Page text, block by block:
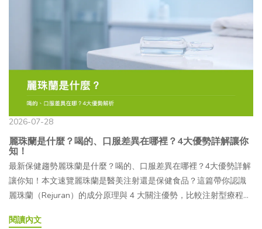
喝的、吃的適合哪些族群？04PDRN 有哪些類型？喝的、吃的又是
什麼？05喝的 PDRN 如何挑選？5 大要點要知道！06吃的、喝的
PDRN 常見 QAPDRN 是什麼？近年從醫美、保養一路延伸到保健食
品，讓不少人開始注意到這個成分，喝的 PDRN、吃的 PDRN 也因
此成為熱門搜尋話題。不過，市面上的產品形式越來越多，從精華
液、面膜到口服保健食品都有，究竟它們有何不同？又該怎麼挑
選，才符合自己的日常保養需求？就讓本文帶你深入認識 PDRN，
幫助你在面對琳瑯滿目的產品時，更快找到適合自己的選
擇！ PDRN 是什麼？從來源與作用機制開始認識所謂的
「PDRN（Polydeoxyribonucleotide，多聚去氧核醣核苷酸）」，就
是指一種由鮭魚精巢 DNA 經萃取、水解與純化製成的核苷酸聚合
物，基本單元包含去氧腺苷（deoxyadenosine）、去氧鳥苷
（deoxyguanosine）等去氧核苷酸。由於其組成單元與人體 DNA
的部分基礎成分相近，因此逐漸受到學術研究領域關注。— PDRN
利，早期研究與臨床應用主要集中於骨科、皮膚科及傷口照護等領
2026-07-28
麗珠蘭是什麼？喝的、口服差異在哪裡？4大優勢詳解讓你
知！
最新保健趨勢麗珠蘭是什麼？喝的、口服差異在哪裡？4大優勢詳解
讓你知！本文速覽麗珠蘭是醫美注射還是保健食品？這篇帶你認識
麗珠蘭（Rejuran）的成分原理與 4 大關注優勢，比較注射型療程與
訊、選擇適合自己的補充方式。文章目錄01麗珠蘭是什麼？原理解
閱讀內文